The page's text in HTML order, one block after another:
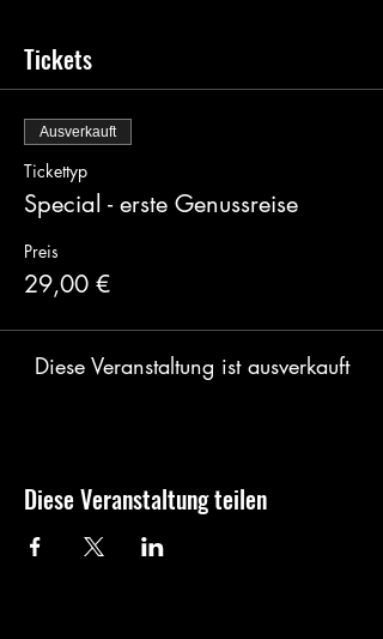
Tickets
Ausverkauft
Tickettyp
Special - erste Genussreise
Preis
29,00 €
Diese Veranstaltung ist ausverkauft
Diese Veranstaltung teilen